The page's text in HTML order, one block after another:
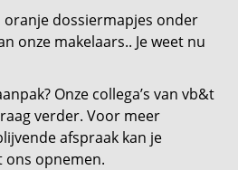
oranje dossiermapjes onder
onze makelaars.. Je weet nu
Onze collega’s van vb&t
verder. Voor meer
afspraak kan je
ons opnemen.